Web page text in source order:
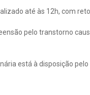
até às 12h, com
pelo transtorno
está à disposição